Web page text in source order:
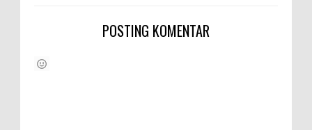
POSTING KOMENTAR